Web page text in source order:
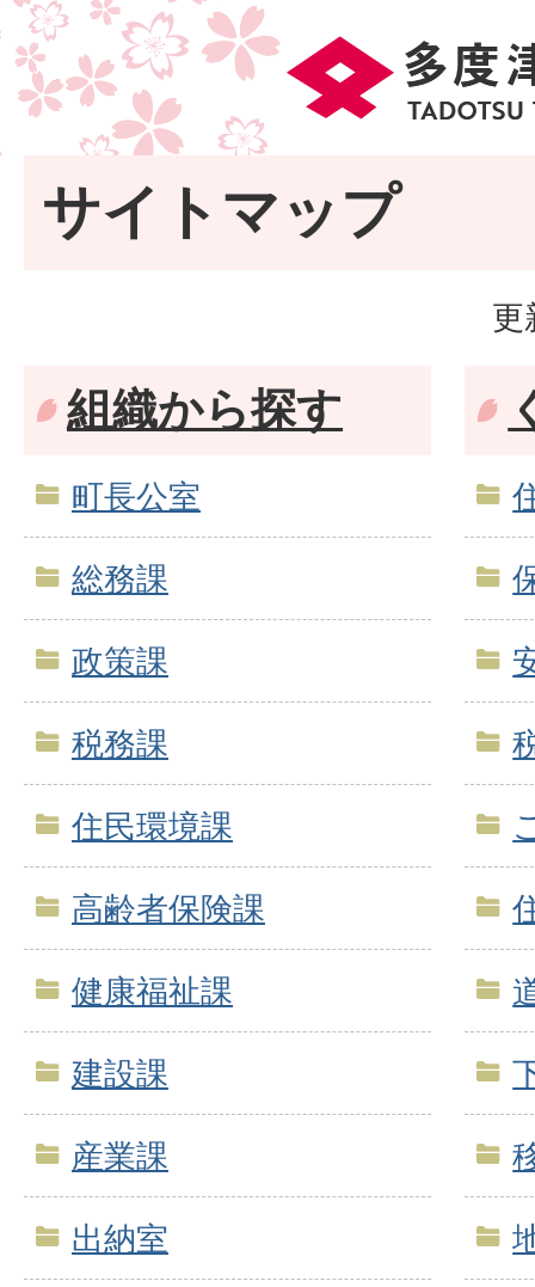
サイトマップ
更
組織から探す
町長公室
総務課
政策課
税務課
住民環境課
高齢者保険課
健康福祉課
建設課
産業課
出納室